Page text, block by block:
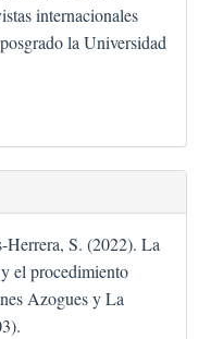
internacionales
la Universidad
S. (2022). La
el procedimiento
Azogues y La